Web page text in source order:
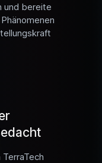
und bereite